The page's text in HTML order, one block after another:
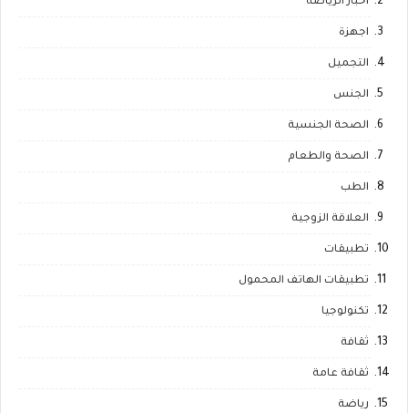
أخبار الرياضة
اجهزة
التجميل
الجنس
الصحة الجنسية
الصحة والطعام
الطب
العلاقة الزوجية
تطبيقات
تطبيقات الهاتف المحمول
تكنولوجيا
ثقافة
ثقافة عامة
رياضة